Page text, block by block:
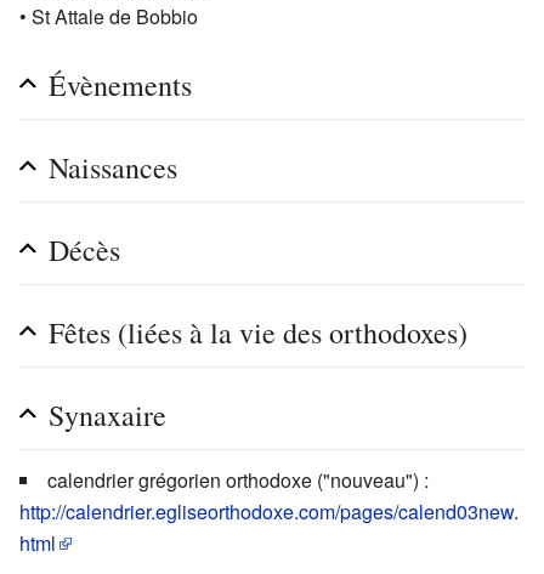
• St Attale de Bobbio
Évènements
Naissances
Décès
Fêtes (liées à la vie des orthodoxes)
Synaxaire
calendrier grégorien orthodoxe ("nouveau") :
http://calendrier.egliseorthodoxe.com/pages/calend03new.
html